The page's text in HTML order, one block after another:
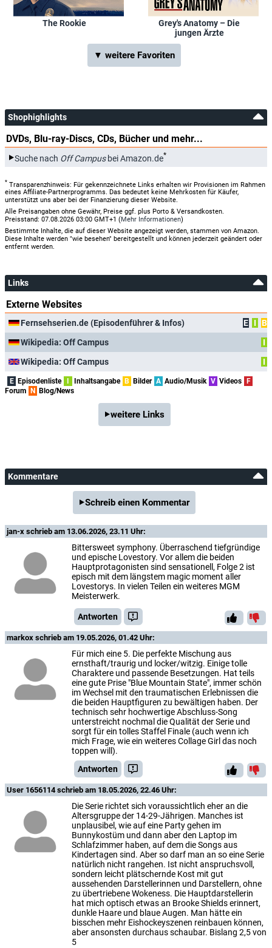
The Rookie
Grey's Anatomy – Die
jungen Ärzte
▼ weitere Favoriten
Shophighlights
DVDs, Blu-ray-Discs, CDs, Bücher und mehr...
Suche nach Off Campusbei Amazon.de*
* Transparenzhinweis: Für gekennzeichnete Links erhalten wir Provisionen im Rahmen
eines Affiliate-Partnerprogramms. Das bedeutet keine Mehrkosten für Käufer,
unterstützt uns aber bei der Finanzierung dieser Website.
Alle Preisangaben ohne Gewähr, Preise ggf. plus Porto & Versandkosten.
Preisstand: 07.08.2026 03:00 GMT+1 (Mehr Informationen)
Bestimmte Inhalte, die auf dieser Website angezeigt werden, stammen von Amazon.
Diese Inhalte werden "wie besehen" bereitgestellt und können jederzeit geändert oder
entfernt werden.
Links
Externe Websites
Fernsehserien.de (Episodenführer & Infos) E I
B
Wikipedia: Off Campus
I
Wikipedia: Off Campus
I
E Episodenliste Inhaltsangabe B Bilder A Audio/Musik V Videos
F
Forum
N Blog/News
weitere Links
Kommentare
Schreib einen Kommentar
jan-x schrieb am 13.06.2026, 23.11 Uhr:
Bittersweet symphony. Überraschend tiefgründige
und epische Lovestory. Vor allem die beiden
Hauptprotagonisten sind sensationell, Folge 2 ist
episch mit dem längstem magic moment aller
Lovestorys. In vielen Teilen ein weiteres MGM
Meisterwerk.
Antworten
markox schrieb am 19.05.2026, 01.42 Uhr:
Für mich eine 5. Die perfekte Mischung aus
ernsthaft/traurig und locker/witzig. Einige tolle
Charaktere und passende Besetzungen. Hat teils
eine gute Prise "Blue Mountain State", immer schön
im Wechsel mit den traumatischen Erlebnissen die
die beiden Hauptfiguren zu bewältigen haben. Der
technisch sehr hochwertige Abschluss-Song
unterstreicht nochmal die Qualität der Serie und
sorgt für ein tolles Staffel Finale (auch wenn ich
mich Frage, wie ein weiteres Collage Girl das noch
toppen will).
Antworten
User 1656114schrieb am 18.05.2026, 22.46 Uhr:
Die Serie richtet sich voraussichtlich eher an die
Altersgruppe der 14-29-Jährigen. Manches ist
unplausibel, wie auf eine Party gehen im
Bunnykostüm und dann aber den Laptop im
Schlafzimmer haben, auf dem die Songs aus
Kindertagen sind. Aber so darf man an so eine Serie
natürlich nicht rangehen. Ist nicht anspruchsvoll,
sondern leicht plätschernde Kost mit gut
aussehenden Darstellerinnen und Darstellern, ohne
zu übertriebene Wokeness. Die Hauptdarstellerin
hat mich optisch etwas an Brooke Shields erinnert,
dunkle Haare und blaue Augen. Man hätte ein
bisschen mehr Eishockeyszenen reinbauen können,
aber ansonsten durchaus schaubar. Bislang 2,5 von
5